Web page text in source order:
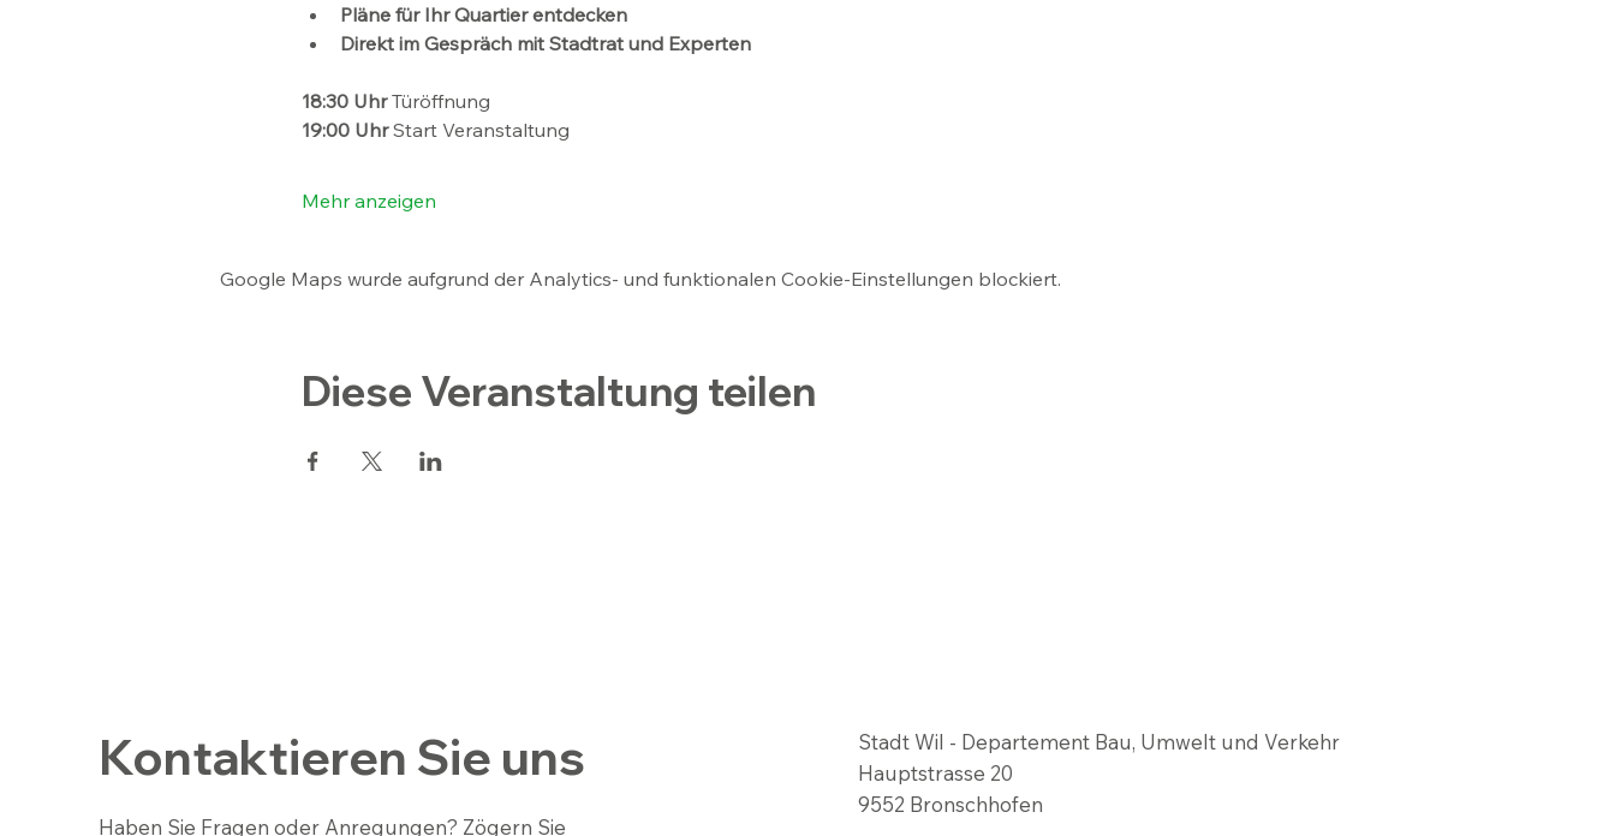
Pläne für Ihr Quartier entdecken
Direkt im Gespräch mit Stadtrat und Experten
18:30 Uhr Türöffnung
19:00 Uhr Start Veranstaltung
Mehr anzeigen
Google Maps wurde aufgrund der Analytics- und funktionalen Cookie-Einstellungen blockiert.
Diese Veranstaltung teilen
Kontaktieren Sie uns
Haben Sie Fragen oder Anregungen? Zögern Sie
Stadt Wil - Departement Bau, Umwelt und Verkehr
Hauptstrasse 20
9552 Bronschhofen